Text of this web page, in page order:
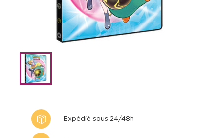
Expédié sous 24/48h